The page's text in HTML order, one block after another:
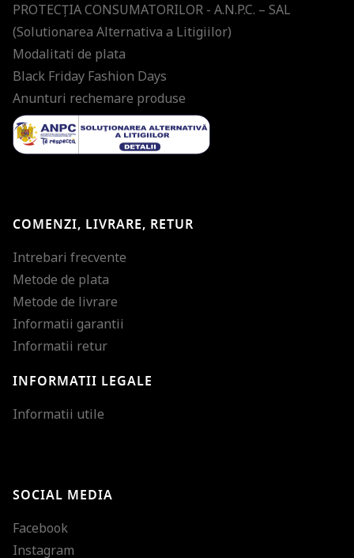
PROTECŢIA CONSUMATORILOR - A.N.P.C. – SAL
(Solutionarea Alternativa a Litigiilor)
Modalitati de plata
Black Friday Fashion Days
Anunturi rechemare produse
COMENZI, LIVRARE, RETUR
Intrebari frecvente
Metode de plata
Metode de livrare
Informatii garantii
Informatii retur
INFORMATII LEGALE
Informatii utile
SOCIAL MEDIA
Facebook
Instagram